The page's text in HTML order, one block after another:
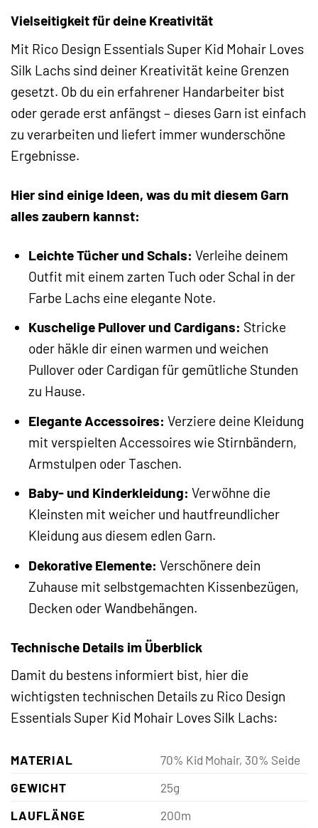
Vielseitigkeit für deine Kreativität
Mit Rico Design Essentials Super Kid Mohair Loves
Silk Lachs sind deiner Kreativität keine Grenzen
gesetzt. Ob du ein erfahrener Handarbeiter bist
oder gerade erst anfängst – dieses Garn ist einfach
zu verarbeiten und liefert immer wunderschöne
Ergebnisse.
Hier sind einige Ideen, was du mit diesem Garn
alles zaubern kannst:
Leichte Tücher und Schals: Verleihe deinem
Outfit mit einem zarten Tuch oder Schal in der
Farbe Lachs eine elegante Note.
Kuschelige Pullover und Cardigans: Stricke
oder häkle dir einen warmen und weichen
Pullover oder Cardigan für gemütliche Stunden
zu Hause.
Elegante Accessoires: Verziere deine Kleidung
mit verspielten Accessoires wie Stirnbändern,
Armstulpen oder Taschen.
Baby- und Kinderkleidung: Verwöhne die
Kleinsten mit weicher und hautfreundlicher
Kleidung aus diesem edlen Garn.
Dekorative Elemente: Verschönere dein
Zuhause mit selbstgemachten Kissenbezügen,
Decken oder Wandbehängen.
Technische Details im Überblick
Damit du bestens informiert bist, hier die
wichtigsten technischen Details zu Rico Design
Essentials Super Kid Mohair Loves Silk Lachs:
MATERIAL
70% Kid Mohair, 30% Seide
GEWICHT
25g
LAUFLÄNGE
200m